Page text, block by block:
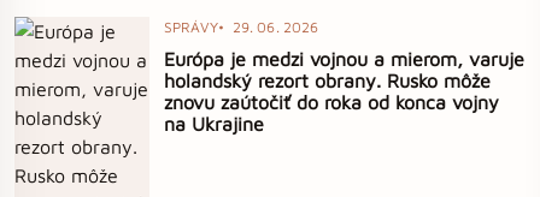
SPRÁVY 29. 06. 2026
Európa je medzi vojnou a mierom, varuje
holandský rezort obrany. Rusko môže
znovu zaútočiť do roka od konca vojny
na Ukrajine